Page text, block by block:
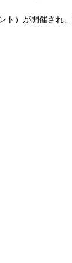
）が開催され